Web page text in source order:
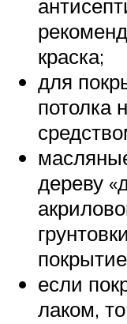
краска;
для
потолка
дереву
если
лаком,